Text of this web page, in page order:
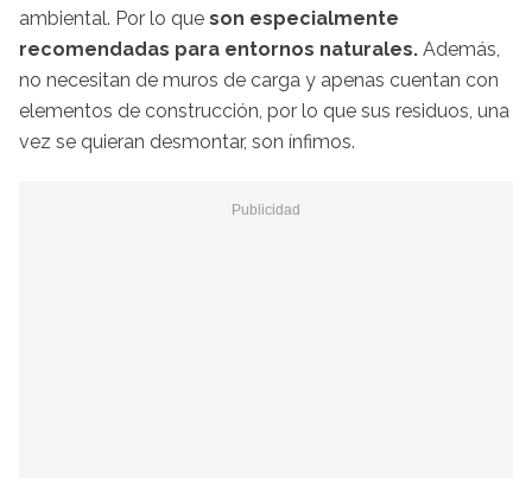
ambiental. Por lo que son especialmente
recomendadas para entornos naturales. Además,
no necesitan de muros de carga y apenas cuentan con
elementos de construcción, por lo que sus residuos, una
vez se quieran desmontar, son ínfimos.